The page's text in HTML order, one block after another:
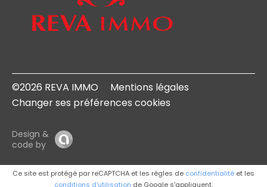
©2026 REVA IMMO
Mentions légales
Changer ses préférences cookies
Design &
code by
Ce site est protégé par reCAPTCHA et les règles de confidentialité et les
conditions d'utilisation de Google s'appliquent.